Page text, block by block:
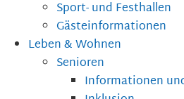
Sport- und Festhallen
Gästeinformationen
Leben & Wohnen
Senioren
Informationen